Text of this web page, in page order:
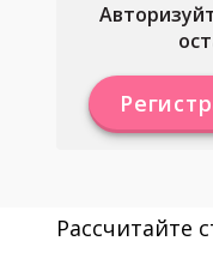
Рассчитайте